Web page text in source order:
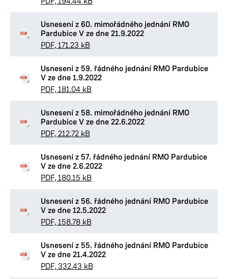
Usnesení z 60. mimořádného jednání RMO
Pardubice V ze dne 21.9.2022
PDF, 171.23 kB
Usnesení z 59. řádného jednání RMO Pardubice
V ze dne 1.9.2022
PDF, 181.04 kB
Usnesení z 58. mimořádného jednání RMO
Pardubice V ze dne 22.6.2022
PDF, 212.72 kB
Usnesení z 57. řádného jednání RMO Pardubice
V ze dne 2.6.2022
PDF, 180.15 kB
Usnesení z 56. řádného jednání RMO Pardubice
V ze dne 12.5.2022
PDF, 158.78 kB
Usnesení z 55. řádného jednání RMO Pardubice
V ze dne 21.4.2022
PDF, 332.43 kB